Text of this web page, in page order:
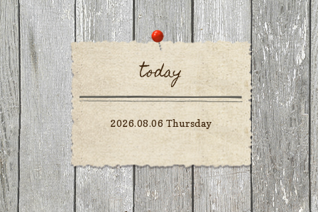
today
2026.08.06 Thursday